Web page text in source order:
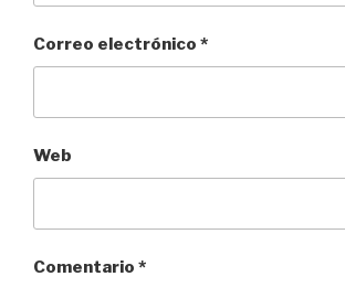
Correo electrónico *
Web
Comentario *